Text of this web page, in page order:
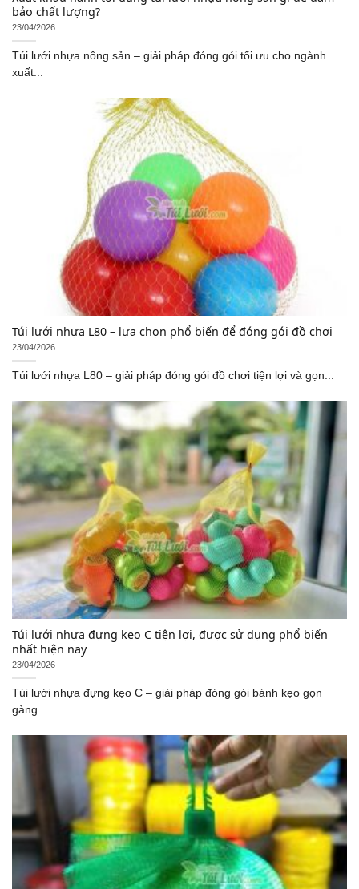
bảo chất lượng?
23/04/2026
Túi lưới nhựa nông sản – giải pháp đóng gói tối ưu cho ngành
xuất...
Túi lưới nhựa L80 – lựa chọn phổ biến để đóng gói đồ chơi
23/04/2026
Túi lưới nhựa L80 – giải pháp đóng gói đồ chơi tiện lợi và gọn...
Túi lưới nhựa đựng kẹo C tiện lợi, được sử dụng phổ biến
nhất hiện nay
23/04/2026
Túi lưới nhựa đựng kẹo C – giải pháp đóng gói bánh kẹo gọn
gàng...